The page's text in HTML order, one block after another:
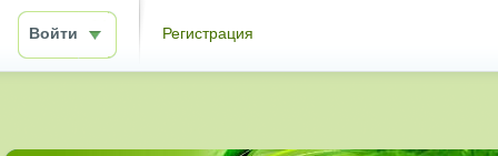
Войти Регистрация